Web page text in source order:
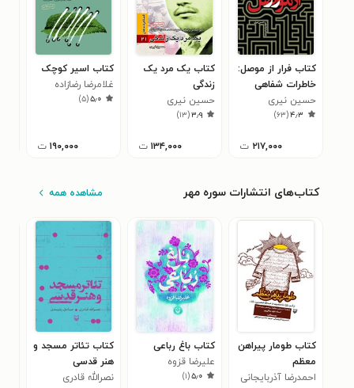
کتاب فرار از موصل:
خاطرات شفاهی
محمدرضا عبدی
حسین نیری
۴٫۳(۶۳)
۲۱۷,۰۰۰ ت
کتاب یک مرد یک
زندگی
حسین نیری
۳٫۹(۱۳)
۱۳۴,۰۰۰ ت
کتاب اسیر کوچک
غلامرضا رضازاده
۵٫۰(۵)
۱۹۰,۰۰۰ ت
کتاب‌های انتشارات سوره مهر مشاهده همه
کتاب طومار پیراهن
معظم
احمدرضا آذربایجانی
کتاب باغ رباعی
علیرضا قزوه
۵٫۰(۱)
کتاب تئاتر مسجد و
هنر قدسی
نصرالله قادری